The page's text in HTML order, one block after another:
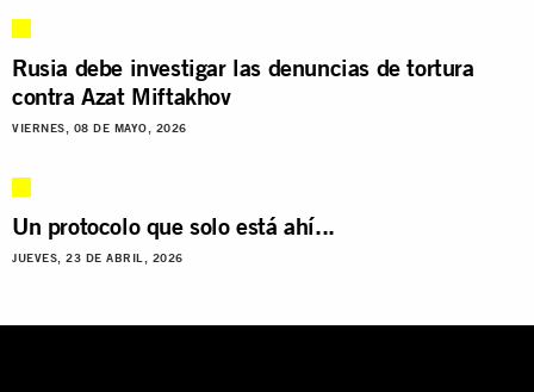
Rusia debe investigar las denuncias de tortura
contra Azat Miftakhov
VIERNES, 08 DE MAYO, 2026
Un protocolo que solo está ahí...
JUEVES, 23 DE ABRIL, 2026